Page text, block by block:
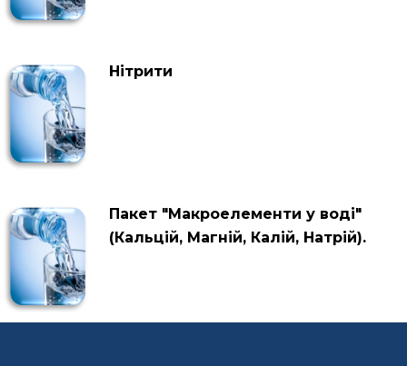
Нітрити
Пакет "Макроелементи у воді"
(Кальцій, Магній, Калій, Натрій).